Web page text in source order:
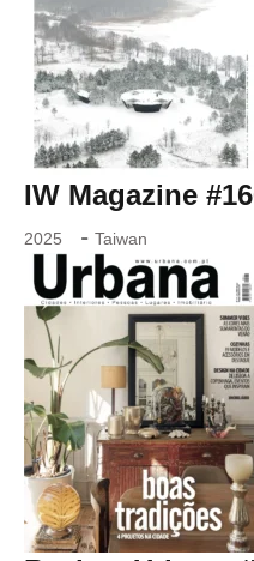
IW Magazine
2025 - Taiwan